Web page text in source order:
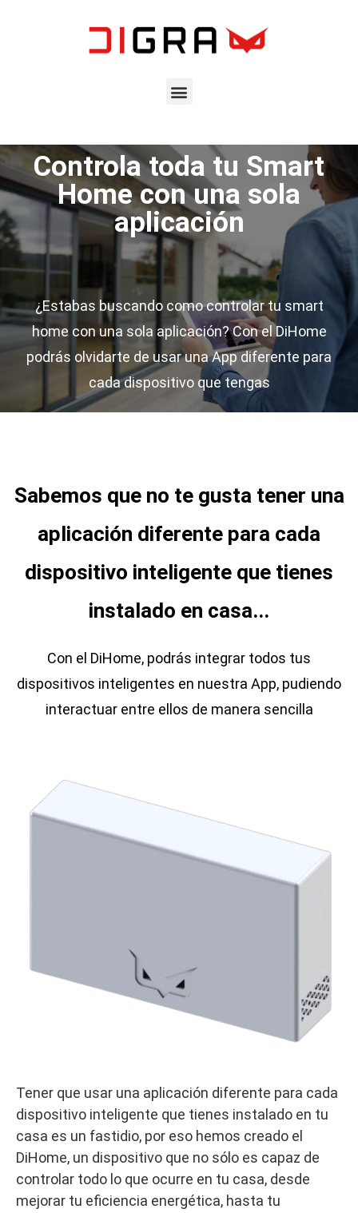
Controla toda tu Smart
Home con una sola
aplicación
¿Estabas buscando como controlar tu smart
home con una sola aplicación? Con el DiHome
podrás olvidarte de usar una App diferente para
cada dispositivo que tengas
Sabemos que no te gusta tener una
aplicación diferente para cada
dispositivo inteligente que tienes
instalado en casa...
Con el DiHome, podrás integrar todos tus
dispositivos inteligentes en nuestra App, pudiendo
interactuar entre ellos de manera sencilla
Tener que usar una aplicación diferente para cada
dispositivo inteligente que tienes instalado en tu
casa es un fastidio, por eso hemos creado el
DiHome, un dispositivo que no sólo es capaz de
controlar todo lo que ocurre en tu casa, desde
mejorar tu eficiencia energética, hasta tu